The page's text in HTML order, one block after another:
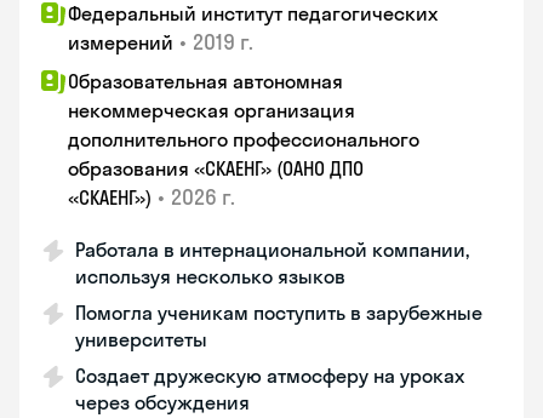
Федеральный институт педагогических
измерений • 2019 г.
Образовательная автономная
некоммерческая организация
дополнительного профессионального
образования «СКАЕНГ» (ОАНО ДПО
«СКАЕНГ») • 2026 г.
Работала в интернациональной компании,
используя несколько языков
Помогла ученикам поступить в зарубежные
университеты
Создает дружескую атмосферу на уроках
через обсуждения